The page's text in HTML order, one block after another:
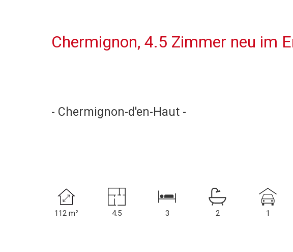
Chermignon, 4.5 Zimmer neu im
- Chermignon-d'en-Haut -
112 m² 4.5 3 2 1